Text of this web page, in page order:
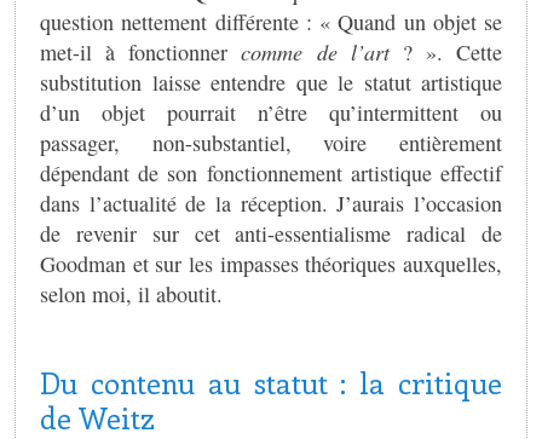
question nettement différente : « Quand un objet se
met-il à fonctionnercomme de l’art? ». Cette
substitution laisse entendre que le statut artistique
d’un objet pourrait n’être qu’intermittent ou
passager, non-substantiel, voire entièrement
dépendant de son fonctionnement artistique effectif
dans l’actualité de la réception. J’aurais l’occasion
de revenir sur cet anti-essentialisme radical de
Goodman et sur les impasses théoriques auxquelles,
selon moi, il aboutit.
Du contenu au statut : la critique
de Weitz